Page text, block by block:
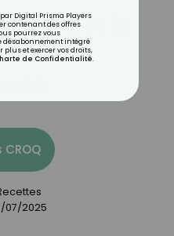
: le
de la
07/2025
Digital Prisma Players
contenant des offres
pourrez vous
intégré
et exercer vos droits,
de Confidentialité.